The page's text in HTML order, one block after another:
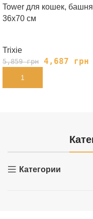
Tower для кошек,
36х70 см
Trixie
5,859грн 4,687 грн
В КОРЗИНУ
Категории